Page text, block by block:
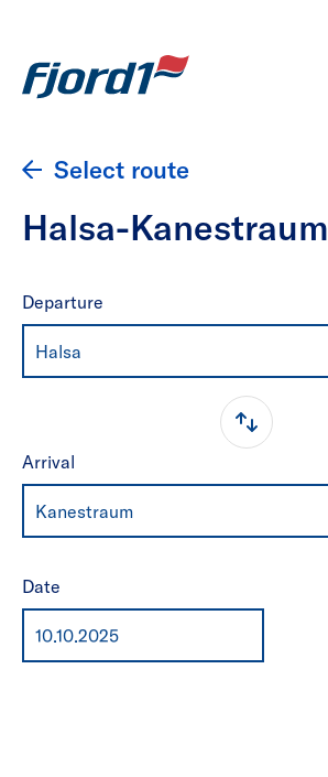
Select route
Halsa-Kanestraum
Departure
Halsa
Arrival
Kanestraum
Date